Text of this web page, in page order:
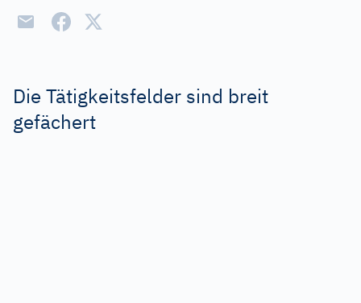
Die Tätigkeitsfelder sind breit
gefächert